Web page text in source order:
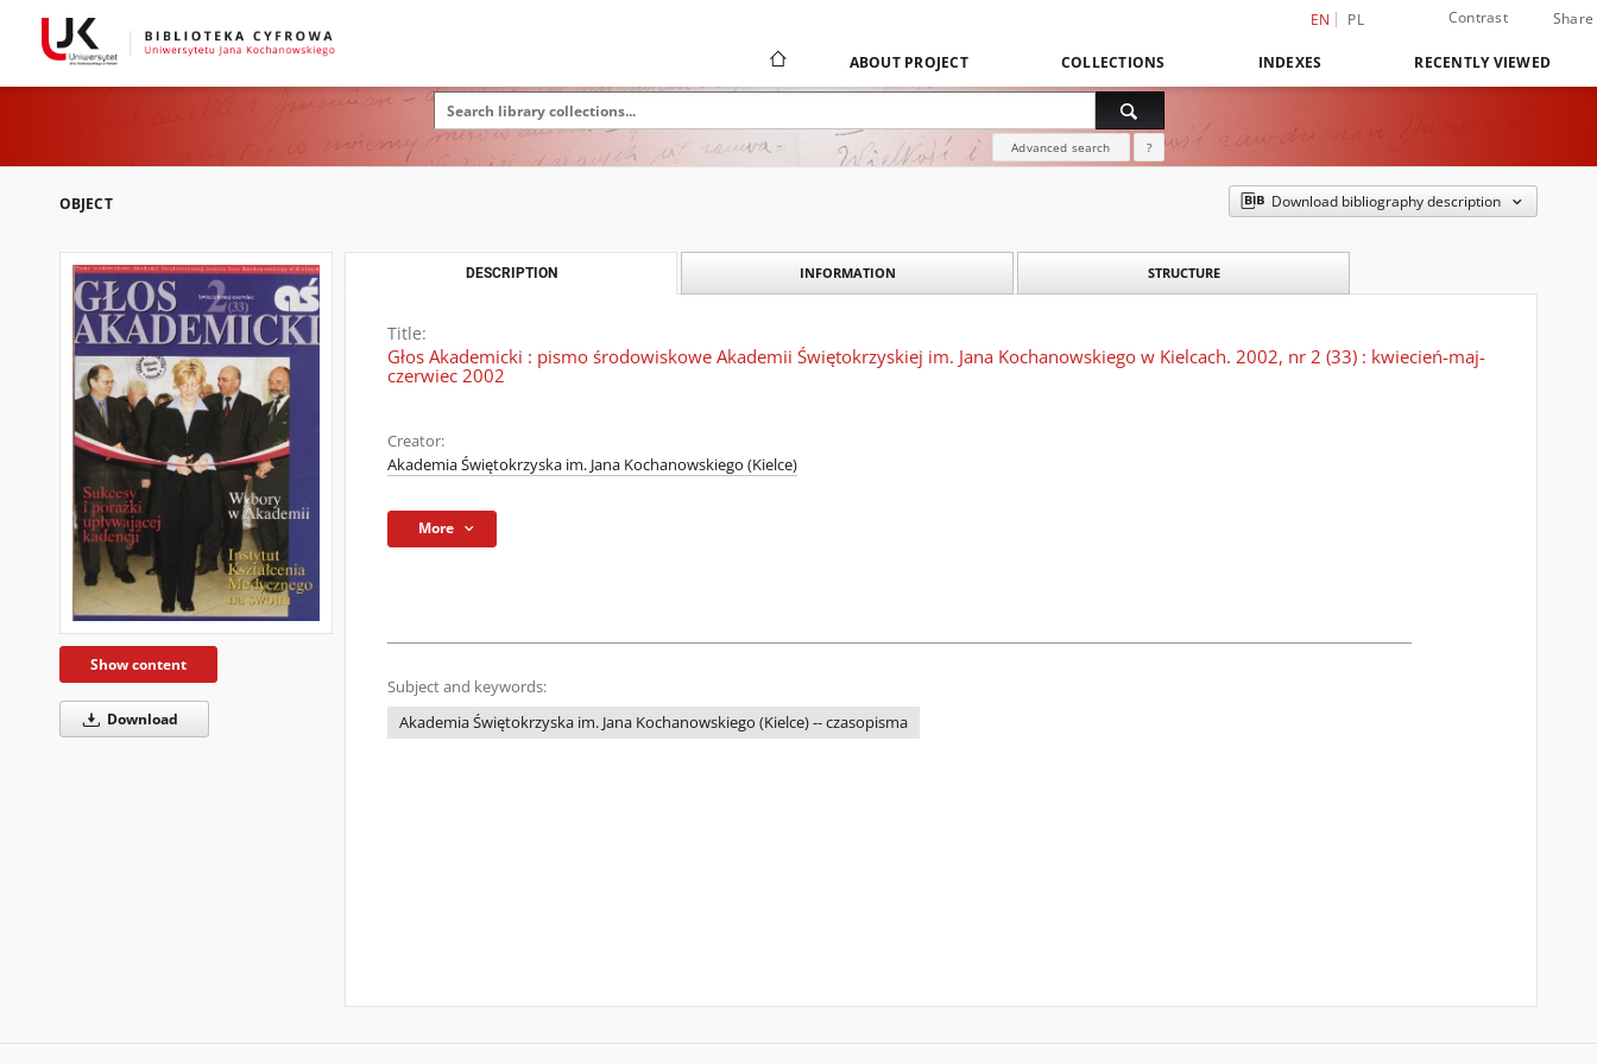
EN PL Contrast Share
ABOUT PROJECT COLLECTIONS INDEXES RECENTLY VIEWED
Advanced search ?
OBJECT Download bibliography description
Show content
Download
DESCRIPTION INFORMATION STRUCTURE
Title:
Głos Akademicki : pismo środowiskowe Akademii Świętokrzyskiej im. Jana Kochanowskiego w Kielcach. 2002, nr 2 (33) : kwiecień-maj-
czerwiec 2002
Creator:
Akademia Świętokrzyska im. Jana Kochanowskiego (Kielce)
More
Subject and keywords:
Akademia Świętokrzyska im. Jana Kochanowskiego (Kielce) -- czasopisma